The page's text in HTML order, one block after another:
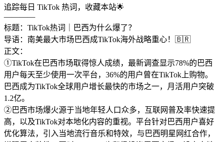
追踪每日 TikTok 热词，收藏本站🌟
————
标题：TikTok热词｜巴西为什么爆了？
导语：南美最大市场巴西成TikTok海外战略重心！🇧🇷
正文：
①TikTok在巴西市场取得惊人成绩，最新调查显示78%的巴西
用户每天至少使用一次平台，36%的用户曾在TikTok上购物。
巴西成为TikTok全球用户增长最快的市场之一，月活用户突破
1.2亿。
②巴西市场爆火源于当地年轻人口众多，互联网普及率快速提
高，以及TikTok对本地化内容的重视。平台针对巴西用户喜好
优化算法，引入当地流行音乐和特效，与巴西明星网红合作，